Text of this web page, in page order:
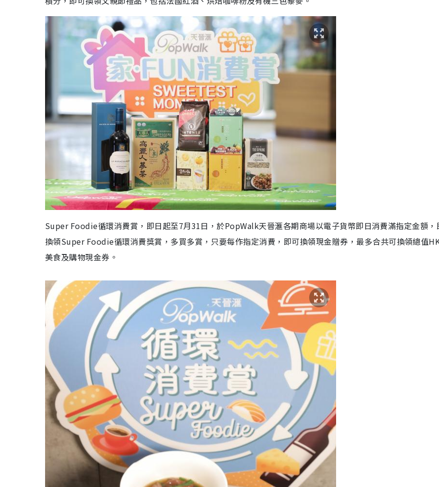
Super Foodie循環消費賞，即日起至7月31日，於PopWalk天晉滙各期商場以電子貨幣即日消費滿指定金額，
換領Super Foodie循環消費獎賞，多買多賞，只要每作指定消費，即可換領現金贈券，最多合共可換領總值
美食及購物現金券。